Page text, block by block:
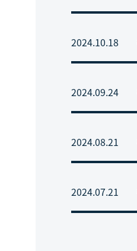
2024.10.18
2024.09.24
2024.08.21
2024.07.21